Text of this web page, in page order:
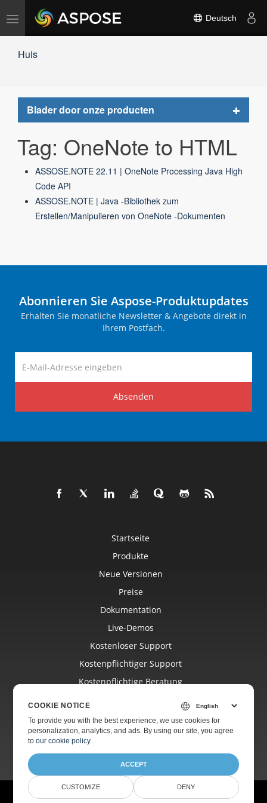
Navigation
umschalten
Deutsch
Huis
Blader door onze producten
Toggle
Tag: OneNote to HTML
ASSOSE.NOTE 22.11 | OneNote Processing Java High
Code API
ASSOSE.NOTE | Java -Bibliothek zum
Erstellen/Manipulieren von OneNote -Dokumenten
Abonnieren Sie Aspose-Produktupdates
Erhalten Sie monatliche Newsletter & Angebote direkt in
Ihrem Postfach.
Absenden
Startseite
Produkte
Neue Versionen
Preise
Dokumentation
Live-Demos
Kostenloser Support
Kostenpflichtiger Support
Kostenpflichtige Beratung
Websites
Über Uns
© Aspose Pty Ltd 2001-2026.
COOKIE NOTICE
To provide you with the best experience, we use cookies for
personalization, analytics, and ads. By using our site, you agree
toour cookie policy.
ACCEPT
CUSTOMIZE DENY